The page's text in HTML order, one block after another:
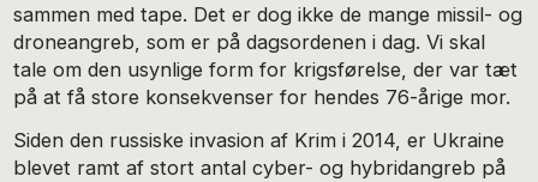
sammen med tape. Det er dog ikke de mange missil- og
droneangreb, som er på dagsordenen i dag. Vi skal
tale om den usynlige form for krigsførelse, der var tæt
på at få store konsekvenser for hendes 76-årige mor.
Siden den russiske invasion af Krim i 2014, er Ukraine
blevet ramt af stort antal cyber- og hybridangreb på